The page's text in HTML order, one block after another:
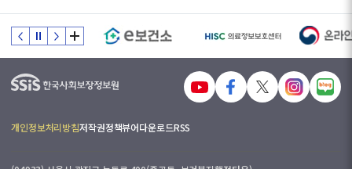
개인정보처리방침저작권정책뷰어다운로드RSS